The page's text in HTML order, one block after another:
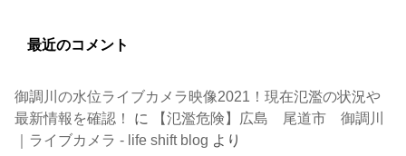
最近のコメント
御調川の水位ライブカメラ映像2021！現在氾濫の状況や
最新情報を確認！
に
【氾濫危険】広島 尾道市 御調川
｜ライブカメラ - life shift blog より